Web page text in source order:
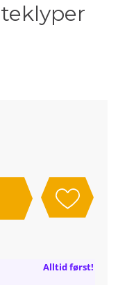
Alltid først!